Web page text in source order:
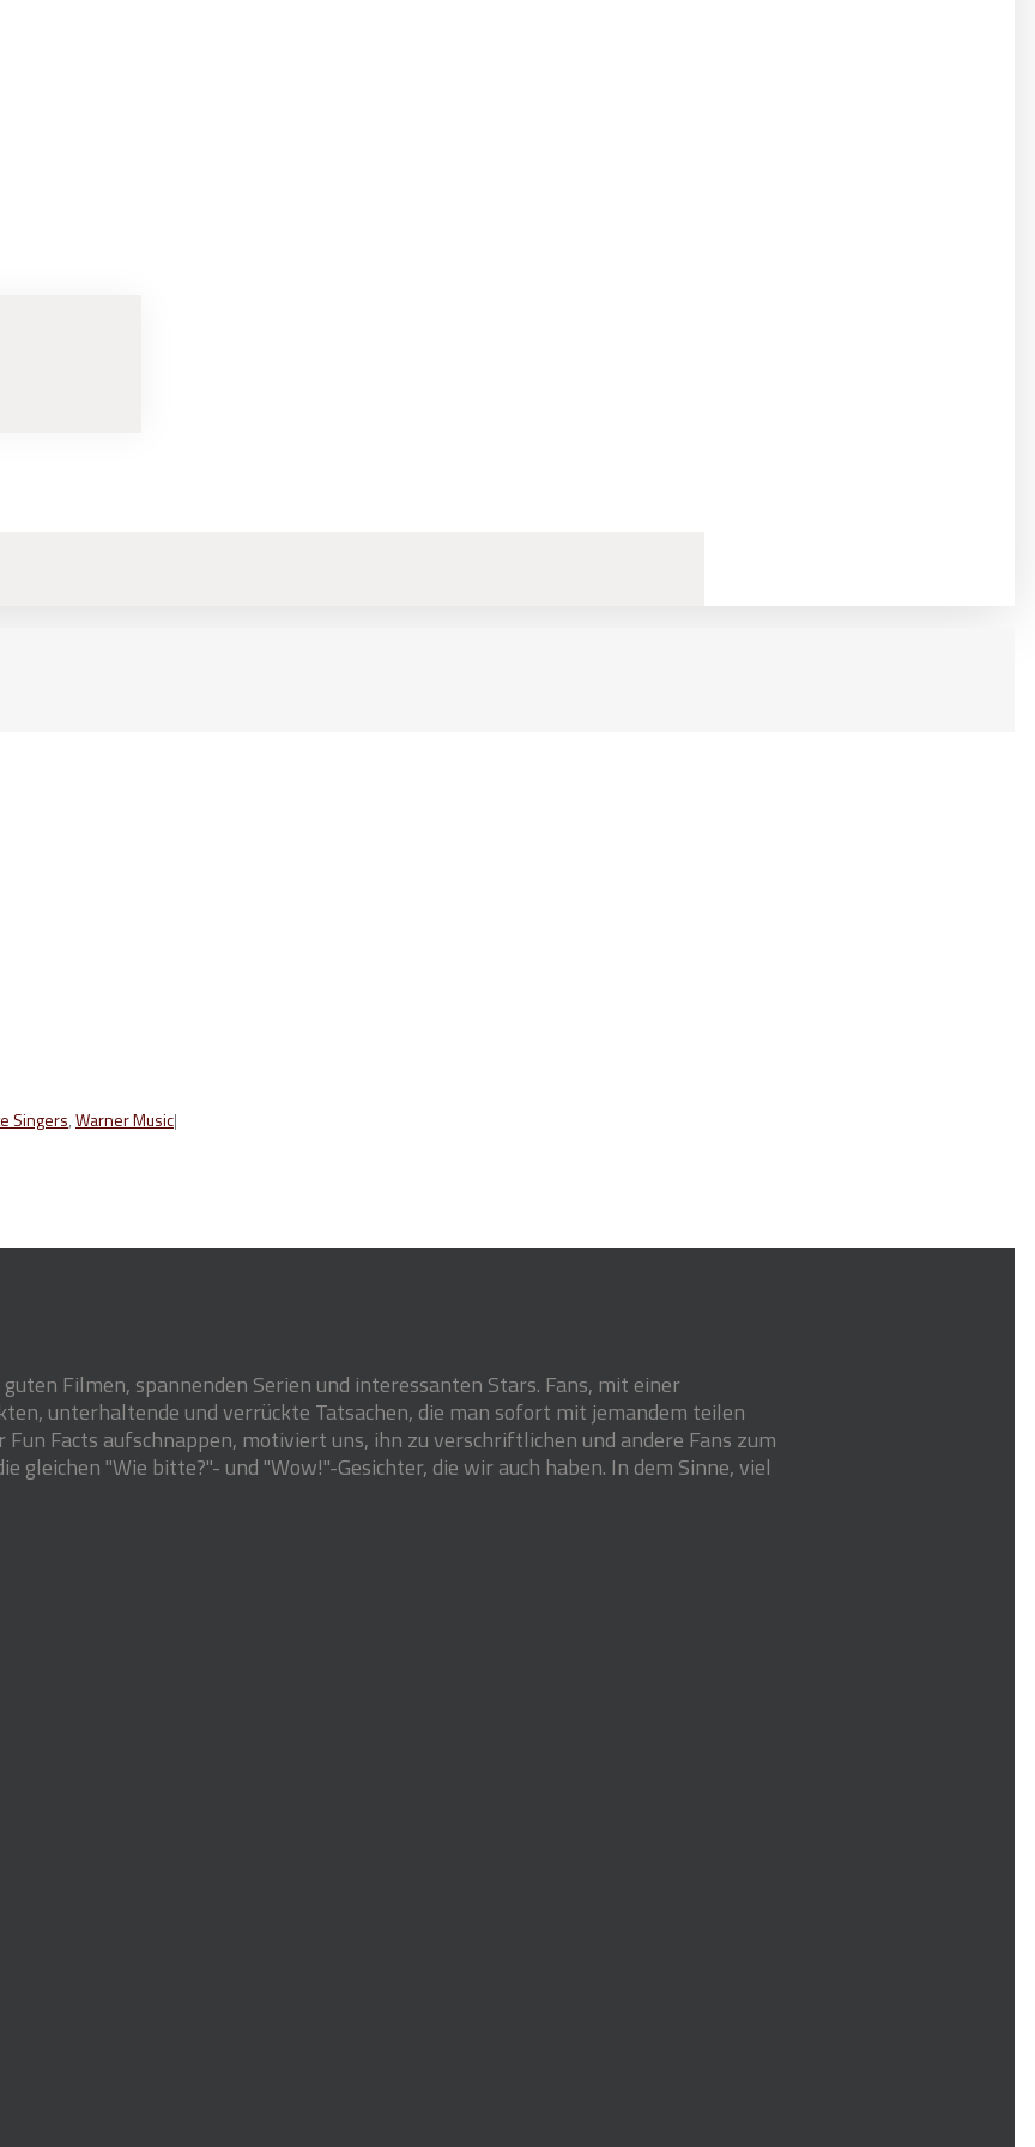
Singers,Warner Music|
Filmen, spannenden Serien und interessanten Stars. Fans, mit einer
unterhaltende und verrückte Tatsachen, die man sofort mit jemandem teilen
Facts aufschnappen, motiviert uns, ihn zu verschriftlichen und andere Fans zum
gleichen "Wie bitte?"- und "Wow!"-Gesichter, die wir auch haben. In dem Sinne, viel